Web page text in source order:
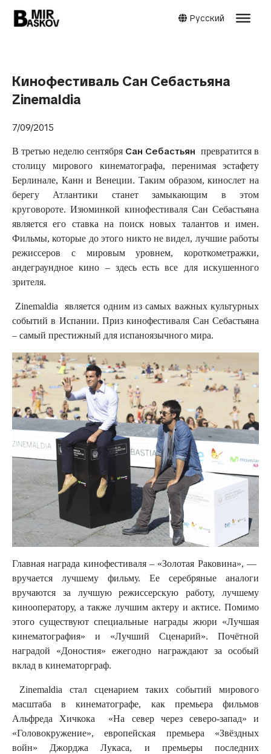
Русский
Кинофестиваль Сан Себастьяна
Zinemaldia
7/09/2015
В третью неделю сентября Сан Себастьян превратится в
столицу мирового кинематографа, перенимая эстафету
Берлинале, Канн и Венеции. Таким образом, кинослет на
берегу Атлантики станет замыкающим в этом
круговороте. Изюминкой кинофестиваля Сан Себастьяна
является его ставка на поиск новых талантов и имен.
Фильмы, которые до этого никто не видел, лучшие работы
режиссеров с мировым уровнем, короткометражки,
андеграундное кино – здесь есть все для искушенного
зрителя.
Zinemaldia является одним из самых важных культурных
событий в Испании. Приз кинофестиваля Сан Себастьяна
– самый престижный для испаноязычного мира.
Главная награда кинофестиваля – «Золотая Раковина», —
вручается лучшему фильму. Ее серебряные аналоги
вручаются за лучшую режиссерскую работу, лучшему
кинооператору, а также лучшим актеру и актисе. Помимо
этого существуют специальные награды жюри «Лучшая
кинематография» и «Лучший Сценарий». Почётной
наградой «Доностия» ежегодно награждают за особый
вклад в кинематорграф.
Zinemaldia стал сценарием таких событий мирового
масштаба в кинематографе, как премьера фильмов
Альфреда Хичкока «На север через северо-запад» и
«Головокружение», европейская премьера «Звёздных
войн» Джорджа Лукаса, и премьеры последних